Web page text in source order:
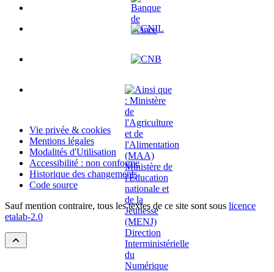
Vie privée & cookies
Mentions légales
Modalités d'Utilisation
Accessibilité : non conforme
Historique des changements
Code source
Sauf mention contraire, tous les textes de ce site sont sous licence
etalab-2.0